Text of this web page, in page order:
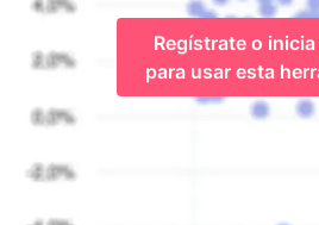
Regístrate o
para usar esta